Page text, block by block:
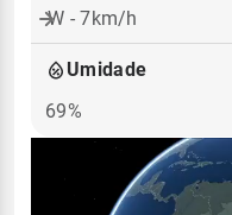
W - 7km/h
Umidade
69%